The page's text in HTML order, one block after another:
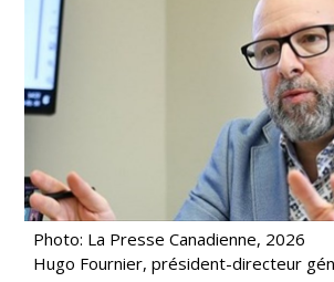
Photo: La Presse Canadienne, 2026
Hugo Fournier, président-directeur